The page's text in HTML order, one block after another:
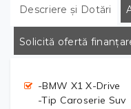
Descriere și Dotări
Solicită ofertă
-BMW X1 X-Drive
-Tip Caroserie Suv